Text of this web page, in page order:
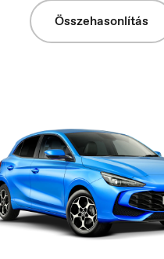
Összehasonlítás